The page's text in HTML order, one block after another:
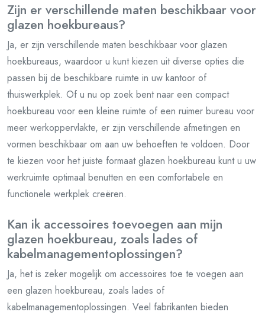
Zijn er verschillende maten beschikbaar voor
glazen hoekbureaus?
Ja, er zijn verschillende maten beschikbaar voor glazen
hoekbureaus, waardoor u kunt kiezen uit diverse opties die
passen bij de beschikbare ruimte in uw kantoor of
thuiswerkplek. Of u nu op zoek bent naar een compact
hoekbureau voor een kleine ruimte of een ruimer bureau voor
meer werkoppervlakte, er zijn verschillende afmetingen en
vormen beschikbaar om aan uw behoeften te voldoen. Door
te kiezen voor het juiste formaat glazen hoekbureau kunt u uw
werkruimte optimaal benutten en een comfortabele en
functionele werkplek creëren.
Kan ik accessoires toevoegen aan mijn
glazen hoekbureau, zoals lades of
kabelmanagementoplossingen?
Ja, het is zeker mogelijk om accessoires toe te voegen aan
een glazen hoekbureau, zoals lades of
kabelmanagementoplossingen. Veel fabrikanten bieden